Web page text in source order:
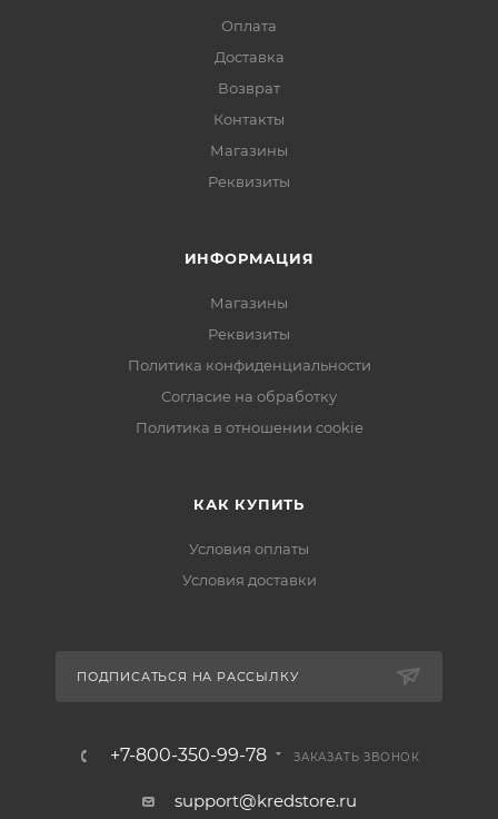
Оплата
Доставка
Возврат
Контакты
Магазины
Реквизиты
ИНФОРМАЦИЯ
Магазины
Реквизиты
Политика конфиденциальности
Согласие на обработку
Политика в отношении cookie
КАК КУПИТЬ
Условия оплаты
Условия доставки
ПОДПИСАТЬСЯ НА РАССЫЛКУ
+7-800-350-99-78 ЗАКАЗАТЬ ЗВОНОК
support@kredstore.ru